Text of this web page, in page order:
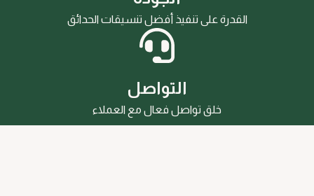
القدرة على تنفيذ أفضل تنسيقات الحدائق
التواصل
خلق تواصل فعال مع العملاء